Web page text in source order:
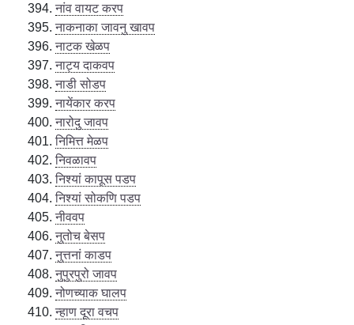
नांव वायट करप
नाकनाका जावनु खावप
नाटक खेळप
नाट्य दाकवप
नाडी सोडप
नायेंकार करप
नारोदु जावप
निमित्त मेळप
निवळावप
निश्यां कापूस पडप
निश्यां सोकणि पडप
नीववप
नुतोच बेसप
नुत्तनां काडप
नुपुरपुरो जावप
नोणच्याक घालप
न्हाण दूरा वचप